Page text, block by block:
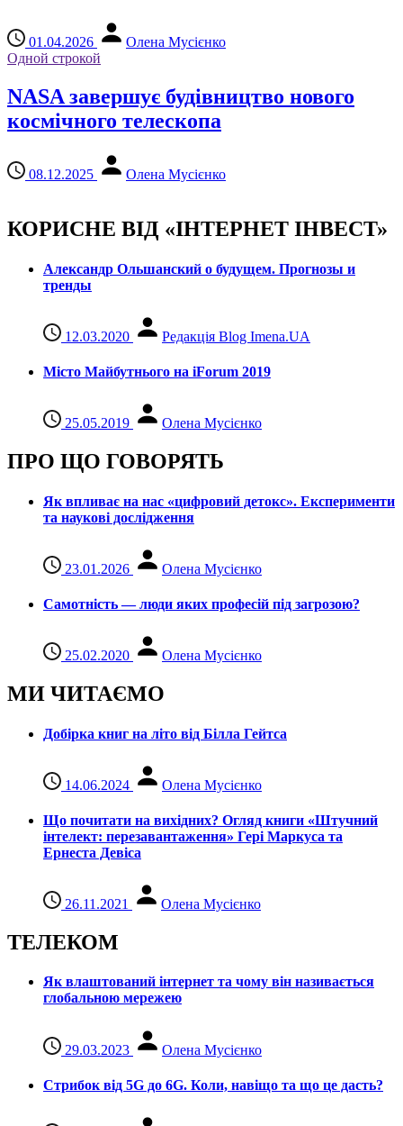
01.04.2026
Олена Мусієнко
Одной строкой
NASA завершує будівництво нового
космічного телескопа
08.12.2025 Олена Мусієнко
КОРИСНЕ ВІД «ІНТЕРНЕТ ІНВЕСТ»
Александр Ольшанский о будущем. Прогнозы и
тренды
12.03.2020 Редакція Blog Imena.UA
Місто Майбутнього на iForum 2019
25.05.2019 Олена Мусієнко
ПРО ЩО ГОВОРЯТЬ
Як впливає на нас «цифровий детокс». Експерименти
та наукові дослідження
23.01.2026 Олена Мусієнко
Самотність — люди яких професій під загрозою?
25.02.2020 Олена Мусієнко
МИ ЧИТАЄМО
Добірка книг на літо від Білла Гейтса
14.06.2024 Олена Мусієнко
Що почитати на вихідних? Огляд книги «Штучний
інтелект: перезавантаження» Гері Маркуса та
Ернеста Девіса
26.11.2021 Олена Мусієнко
ТЕЛЕКОМ
Як влаштований інтернет та чому він називається
глобальною мережею
29.03.2023 Олена Мусієнко
Стрибок від 5G до 6G. Коли, навіщо та що це даcть?